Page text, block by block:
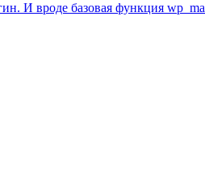
И вроде базовая функция